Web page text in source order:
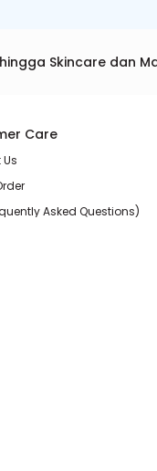
Skincare dan
Care
Asked Questions)